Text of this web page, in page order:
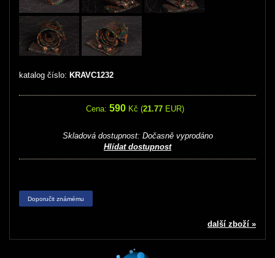
katalog číslo: KRAVC1232
Cena: 590 Kč (21.77 EUR)
Skladová dostupnost: Dočasně vyprodáno
Hlídat dostupnost
Doporučit známému
další zboží »